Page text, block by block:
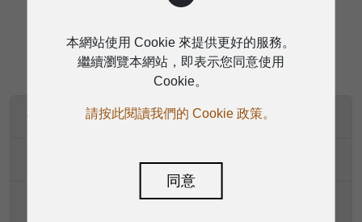
使用手冊-en
本網站使用 Cookie 來提供更好的服務。
繼續瀏覽本網站，即表示您同意使用
Cookie。
請按此閱讀我們的 Cookie 政策。
同意